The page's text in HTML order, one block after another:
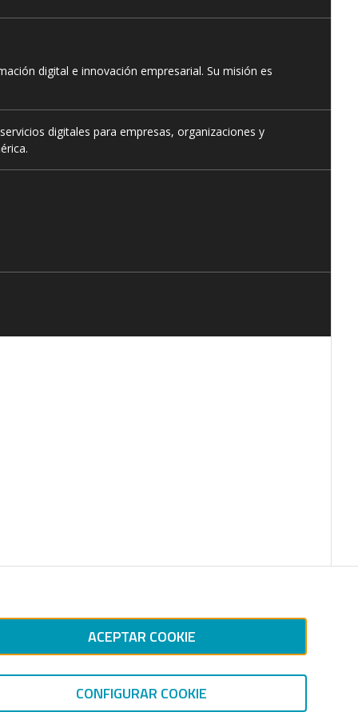
ACEPTAR COOKIE
CONFIGURAR COOKIE
digital e innovación empresarial. Su misión es
digitales para empresas, organizaciones y